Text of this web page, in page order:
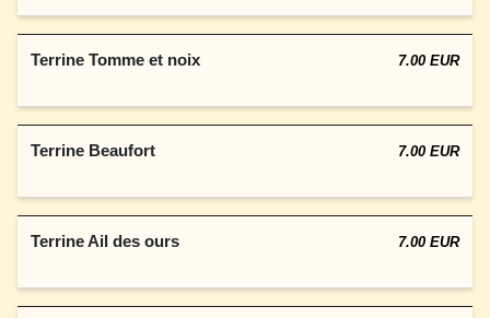
Terrine Tomme et noix 7.00 EUR
Terrine Beaufort 7.00 EUR
Terrine Ail des ours 7.00 EUR